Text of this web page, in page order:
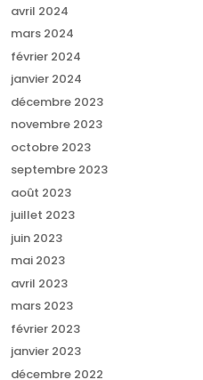
avril 2024
mars 2024
février 2024
janvier 2024
décembre 2023
novembre 2023
octobre 2023
septembre 2023
août 2023
juillet 2023
juin 2023
mai 2023
avril 2023
mars 2023
février 2023
janvier 2023
décembre 2022